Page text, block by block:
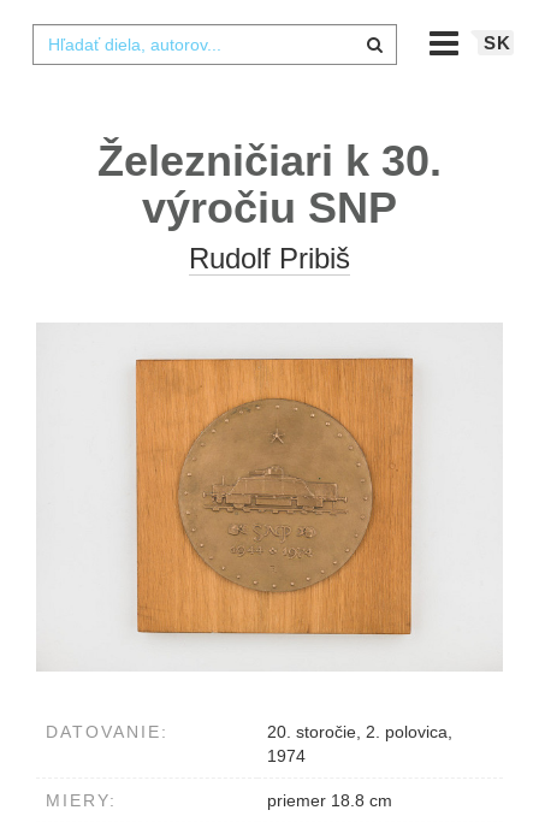
SK
Železničiari k 30.
výročiu SNP
Rudolf Pribiš
DATOVANIE:
20. storočie, 2. polovica,
1974
MIERY: priemer 18.8 cm